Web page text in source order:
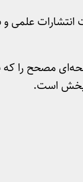
در سال ۱۴۱۷ ه. ش توسط شرکت
و هشت صفحه‌ای مصحح
بخش است.